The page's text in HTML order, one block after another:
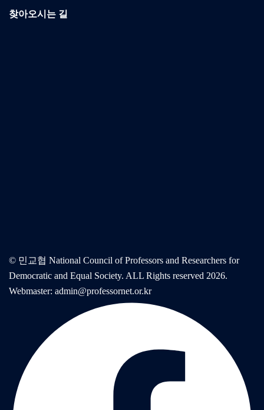
찾아오시는 길
© 민교협 National Council of Professors and Researchers for
Democratic and Equal Society. ALL Rights reserved 2026.
Webmaster: admin@professornet.or.kr